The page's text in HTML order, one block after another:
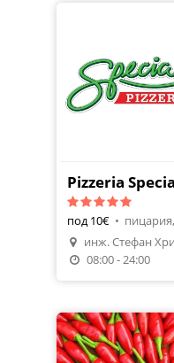
Pizzeria
под 10€ •
08:00 - 24:00